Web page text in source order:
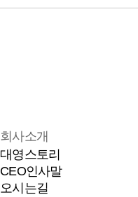
회사소개
대영스토리
CEO인사말
오시는길